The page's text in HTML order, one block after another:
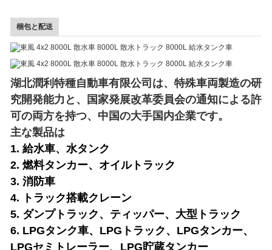
梱包と配送
湖北潤利特種自動車有限公司は、特殊車両製造の研
究開発能力と、国家発展改革委員会の通知による許
可の両方を持つ、中国の大手国内企業です。
主な製品は
1. 給水車、水タンク
2. 燃料タンカー、オイルトラック
3. 消防車
4. トラック搭載クレーン
5. ダンプトラック、ティッパー、大型トラック
6. LPGタンク車、LPGトラック、LPGタンカー、
LPGセミトレーラー、LPG貯蔵タンカー